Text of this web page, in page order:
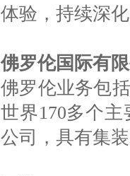
体验，持续深
佛罗伦国际有
佛罗伦业务包
世界170多个
公司，具有集